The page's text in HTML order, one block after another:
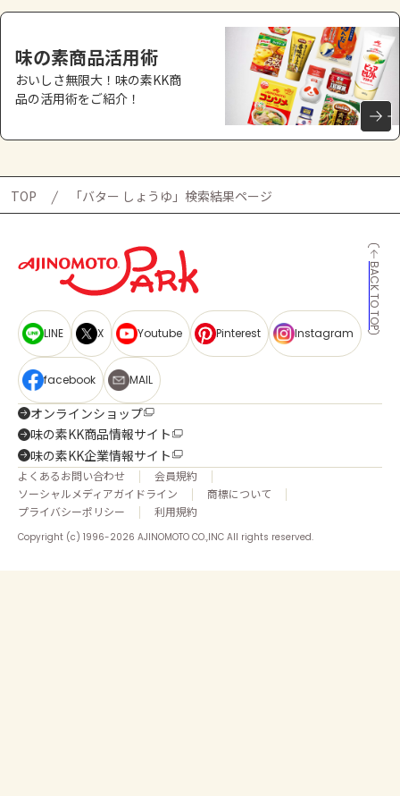
味の素商品活用術
おいしさ無限大！味の素KK商
品の活用術をご紹介！
TOP 「バター しょうゆ」検索結果ページ
BACK TO TOP
LINE X Youtube Pinterest Instagram
facebook MAIL
オンラインショップ
味の素KK商品情報サイト
味の素KK企業情報サイト
よくあるお問い合わせ
会員規約
ソーシャルメディアガイドライン
商標について
プライバシーポリシー
利用規約
Copyright (c) 1996-2026 AJINOMOTO CO.,INC All rights reserved.